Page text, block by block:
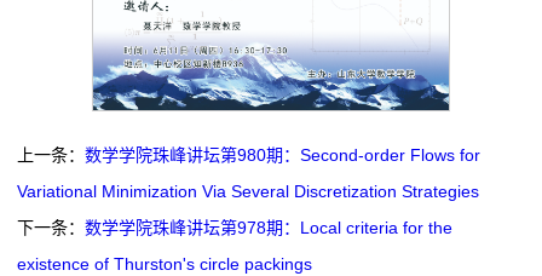
上一条：数学学院珠峰讲坛第980期：Second-order Flows for
Variational Minimization Via Several Discretization Strategies
下一条：数学学院珠峰讲坛第978期：Local criteria for the
existence of Thurston's circle packings